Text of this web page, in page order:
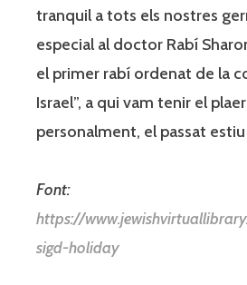
tranquil a tots els nostres
especial al doctor Rabí
el primer rabí ordenat de la
Israel”, a qui vam tenir el
personalment, el passat estiu
Font:
https://
sigd-holiday